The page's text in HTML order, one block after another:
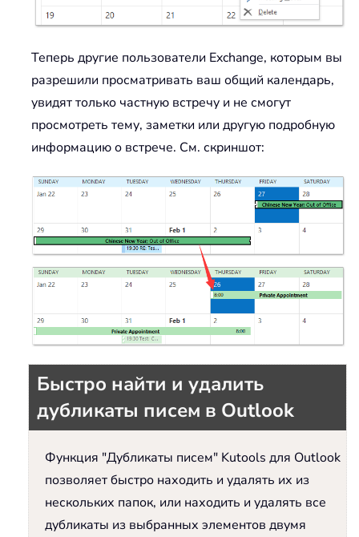
Теперь другие пользователи Exchange, которым вы
разрешили просматривать ваш общий календарь,
увидят только частную встречу и не смогут
просмотреть тему, заметки или другую подробную
информацию о встрече. См. скриншот:
Быстро найти и удалить
дубликаты писем в Outlook
Функция "Дубликаты писем" Kutools для Outlook
позволяет быстро находить и удалять их из
нескольких папок, или находить и удалять все
дубликаты из выбранных элементов двумя